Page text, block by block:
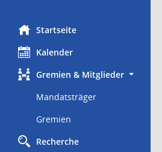
Startseite
Kalender
Gremien & Mitglieder
Mandatsträger
Gremien
Recherche